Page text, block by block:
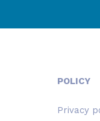
POLICY
Privacy